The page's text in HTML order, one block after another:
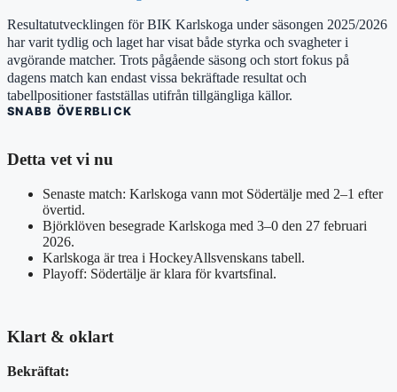
Resultatutvecklingen för BIK Karlskoga under säsongen 2025/2026
har varit tydlig och laget har visat både styrka och svagheter i
avgörande matcher. Trots pågående säsong och stort fokus på
dagens match kan endast vissa bekräftade resultat och
tabellpositioner fastställas utifrån tillgängliga källor.
SNABB ÖVERBLICK
Detta vet vi nu
Senaste match: Karlskoga vann mot Södertälje med 2–1 efter
övertid.
Björklöven besegrade Karlskoga med 3–0 den 27 februari
2026.
Karlskoga är trea i HockeyAllsvenskans tabell.
Playoff: Södertälje är klara för kvartsfinal.
Klart & oklart
Bekräftat: